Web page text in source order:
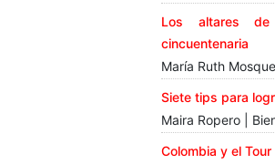
Los altares de
cincuentenaria
María Ruth
Siete tips para
Maira Ropero |
Colombia y el